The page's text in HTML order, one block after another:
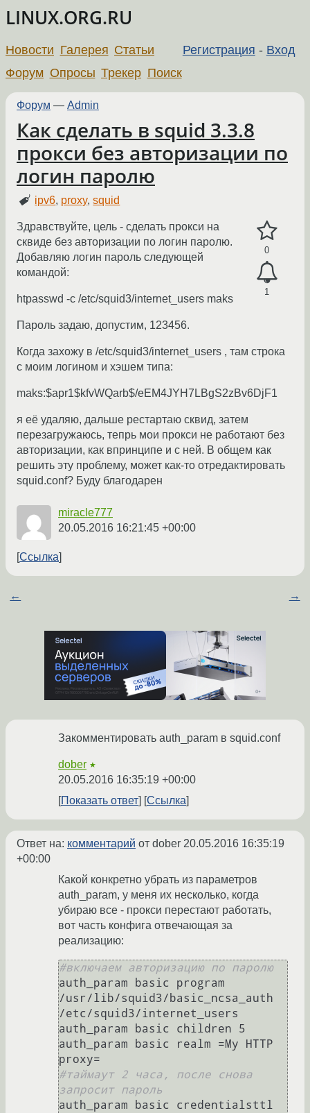
LINUX.ORG.RU
Регистрация - Вход
Новости Галерея Статьи
Форум Опросы Трекер Поиск
Форум — Admin
Как сделать в squid 3.3.8
прокси без авторизации по
логин паролю
ipv6, proxy,squid
0
1
Здравствуйте, цель - сделать прокси на
сквиде без авторизации по логин паролю.
Добавляю логин пароль следующей
командой:
htpasswd -c /etc/squid3/internet_users maks
Пароль задаю, допустим, 123456.
Когда захожу в /etc/squid3/internet_users , там строка
с моим логином и хэшем типа:
maks:$apr1$kfvWQarb$/eEM4JYH7LBgS2zBv6DjF1
я её удаляю, дальше рестартаю сквид, затем
перезагружаюсь, тепрь мои прокси не работают без
авторизации, как впринципе и с ней. В общем как
решить эту проблему, может как-то отредактировать
squid.conf? Буду благодарен
miracle777
20.05.2016 16:21:45 +00:00
Ссылка
← →
Закомментировать auth_param в squid.conf
dober ★
20.05.2016 16:35:19 +00:00
Показать ответ
Ссылка
Ответ на: комментарий от dober 20.05.2016 16:35:19
+00:00
Какой конкретно убрать из параметров
auth_param, у меня их несколько, когда
убираю все - прокси перестают работать,
вот часть конфига отвечающая за
реализацию:
#включаем авторизацию по паролю
auth_param basic program
/usr/lib/squid3/basic_ncsa_auth
/etc/squid3/internet_users
auth_param basic children 5
auth_param basic realm =My HTTP
#таймаут 2 часа, после снова
запросит пароль
auth_param basic credentialsttl